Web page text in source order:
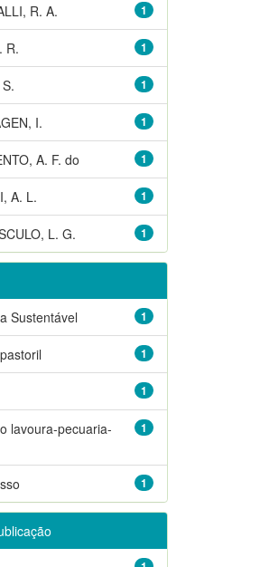
1
R. A.
1
R.
1
1
I.
1
A. F. do
1
A. L.
1
L. G.
1
Sustentável
1
1
1
lavoura-pecuaria-
1